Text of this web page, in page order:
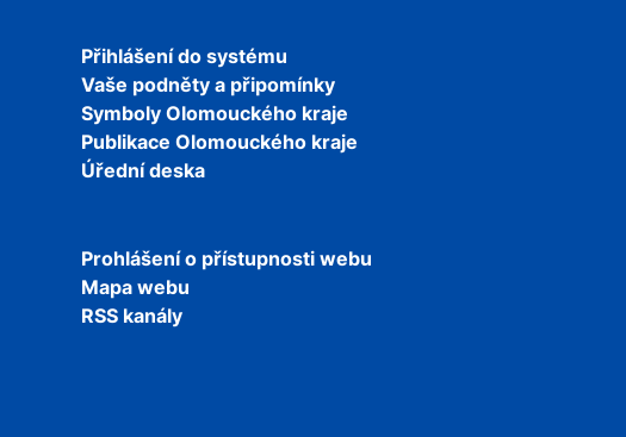
Přihlášení do systému
Vaše podněty a připomínky
Symboly Olomouckého kraje
Publikace Olomouckého kraje
Úřední deska
Prohlášení o přístupnosti webu
Mapa webu
RSS kanály